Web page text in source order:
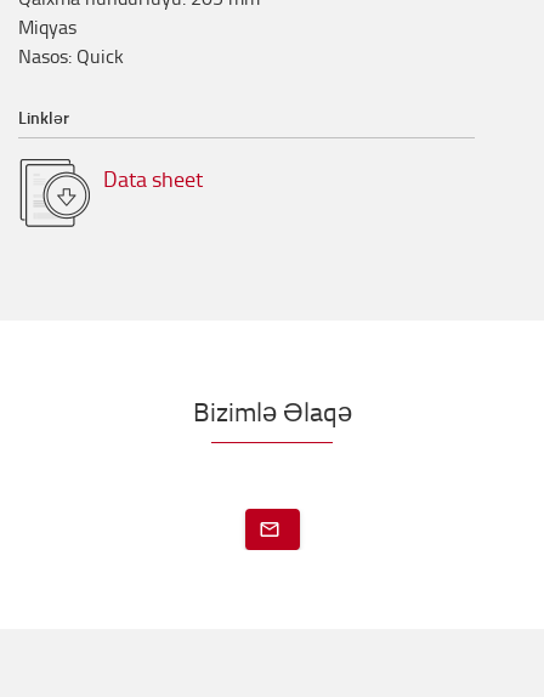
Miqyas
Nasos: Quick
Linklər
Data sheet
Bizimlə Əlaqə